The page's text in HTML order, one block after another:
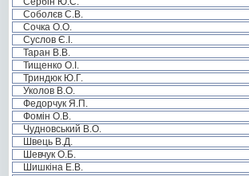
Соболєв С.В.
Сочка О.О.
Суслов Є.І.
Таран В.В.
Тищенко О.І.
Триндюк Ю.Г.
Уколов В.О.
Федорчук Я.П.
Фомін О.В.
Чудновський В.О.
Швець В.Д.
Шевчук О.Б.
Шишкіна Е.В.